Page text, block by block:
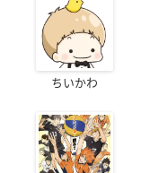
ちいかわ